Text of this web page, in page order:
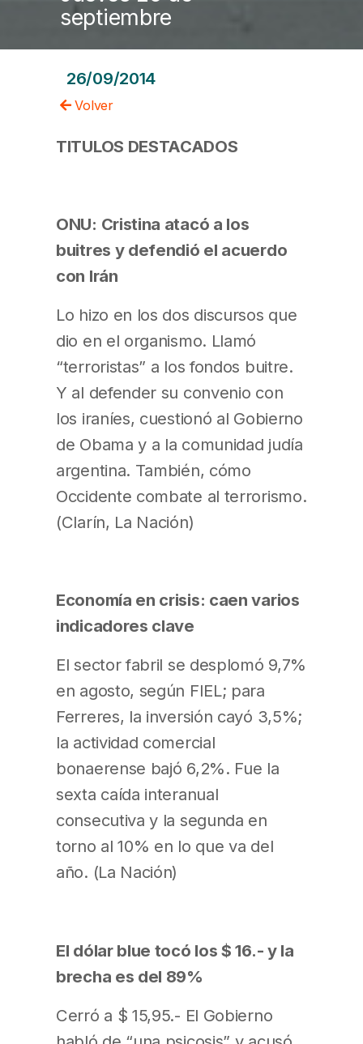
septiembre
26/09/2014
Volver
TITULOS DESTACADOS
ONU: Cristina atacó a los
buitres y defendió el acuerdo
con Irán
Lo hizo en los dos discursos que
dio en el organismo. Llamó
“terroristas” a los fondos buitre.
Y al defender su convenio con
los iraníes, cuestionó al Gobierno
de Obama y a la comunidad judía
argentina. También, cómo
Occidente combate al terrorismo.
(Clarín, La Nación)
Economía en crisis: caen varios
indicadores clave
El sector fabril se desplomó 9,7%
en agosto, según FIEL; para
Ferreres, la inversión cayó 3,5%;
la actividad comercial
bonaerense bajó 6,2%. Fue la
sexta caída interanual
consecutiva y la segunda en
torno al 10% en lo que va del
año. (La Nación)
El dólar blue tocó los $ 16.- y la
brecha es del 89%
Cerró a $ 15,95.- El Gobierno